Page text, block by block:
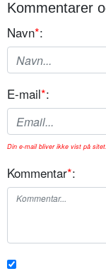
Kommentarer
Navn*:
E-mail*:
Din e-mail bliver ikke vist på sitet.
Kommentar*: